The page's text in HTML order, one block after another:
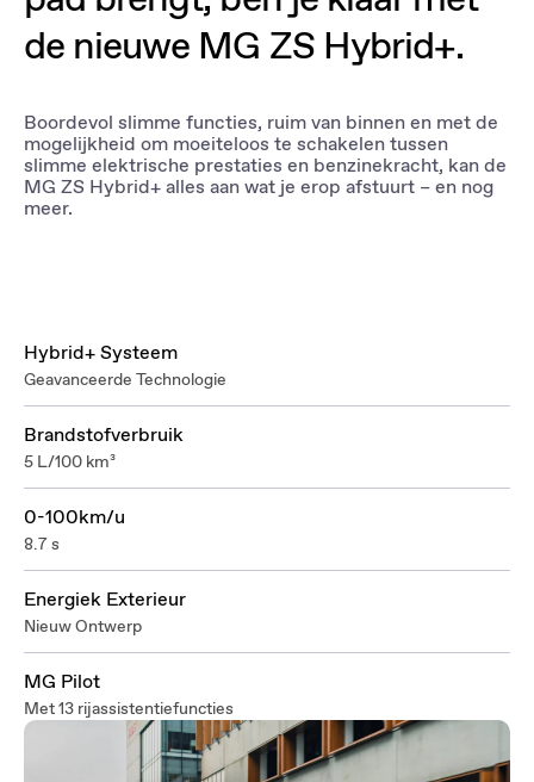
de nieuwe MG ZS Hybrid+.
Boordevol slimme functies, ruim van binnen en met de
mogelijkheid om moeiteloos te schakelen tussen
slimme elektrische prestaties en benzinekracht, kan de
MG ZS Hybrid+ alles aan wat je erop afstuurt – en nog
meer.
Hybrid+ Systeem
Geavanceerde Technologie
Brandstofverbruik
5 L/100 km³
0-100km/u
8.7 s
Energiek Exterieur
Nieuw Ontwerp
MG Pilot
Met 13 rijassistentiefuncties